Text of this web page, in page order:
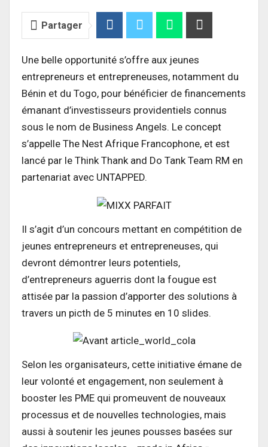
Partager
Une belle opportunité s’offre aux jeunes
entrepreneurs et entrepreneuses, notamment du
Bénin et du Togo, pour bénéficier de financements
émanant d’investisseurs providentiels connus
sous le nom de Business Angels. Le concept
s’appelle The Nest Afrique Francophone, et est
lancé par le Think Thank and Do Tank Team RM en
partenariat avec UNTAPPED.
Il s’agit d’un concours mettant en compétition de
jeunes entrepreneurs et entrepreneuses, qui
devront démontrer leurs potentiels,
d’entrepreneurs aguerris dont la fougue est
attisée par la passion d’apporter des solutions à
travers un picth de 5 minutes en 10 slides.
Selon les organisateurs, cette initiative émane de
leur volonté et engagement, non seulement à
booster les PME qui promeuvent de nouveaux
processus et de nouvelles technologies, mais
aussi à soutenir les jeunes pousses basées sur